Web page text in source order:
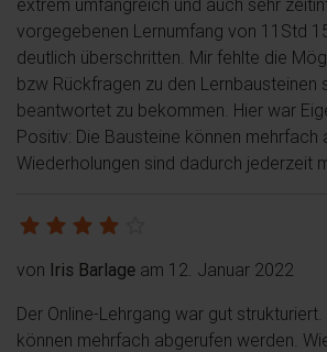
vorgegebenen Lernumfang von 11Std
deutlich überschritten. Mir fehlte die
bzw Rückfragen zu den Lernbausteinen
beantwortet zu bekommen. Hier war
Positiv: Die Bausteine können mehrfach
Wiederholungen sind dadurch jederzeit
von Iris Barlage am 12. Januar 2022
Der Online-Lehrgang war gut
können mehrfach abgerufen werden.